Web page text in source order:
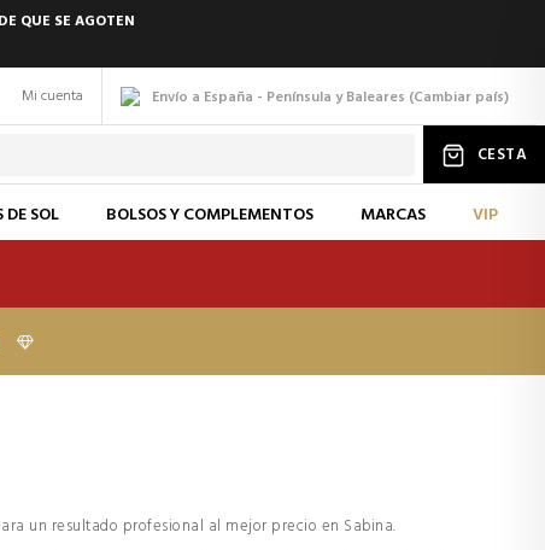
QUE SE AGOTEN
Envío a España - Península y Baleares (Cambiar país)
Mi cuenta
CESTA
DE SOL BOLSOS Y COMPLEMENTOS MARCAS VIP
un resultado profesional al mejor precio en Sabina.